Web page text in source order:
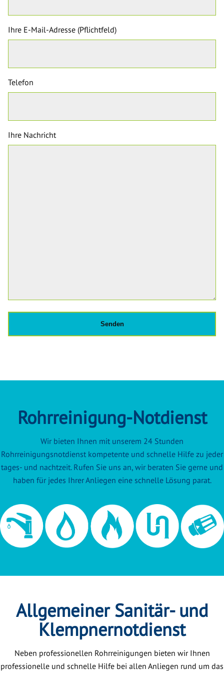
Ihre E-Mail-Adresse (Pflichtfeld)
Telefon
Ihre Nachricht
Rohrreinigung-Notdienst
Wir bieten Ihnen mit unserem 24 Stunden
Rohrreinigungsnotdienst kompetente und schnelle Hilfe zu jeder
tages- und nachtzeit. Rufen Sie uns an, wir beraten Sie gerne und
haben für jedes Ihrer Anliegen eine schnelle Lösung parat.
Allgemeiner Sanitär- und
Klempnernotdienst
Neben professionellen Rohrreinigungen bieten wir Ihnen
professionelle und schnelle Hilfe bei allen Anliegen rund um das